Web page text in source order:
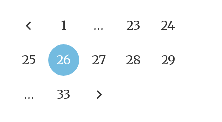
1 … 23 24
25 26 27 28 29
… 33